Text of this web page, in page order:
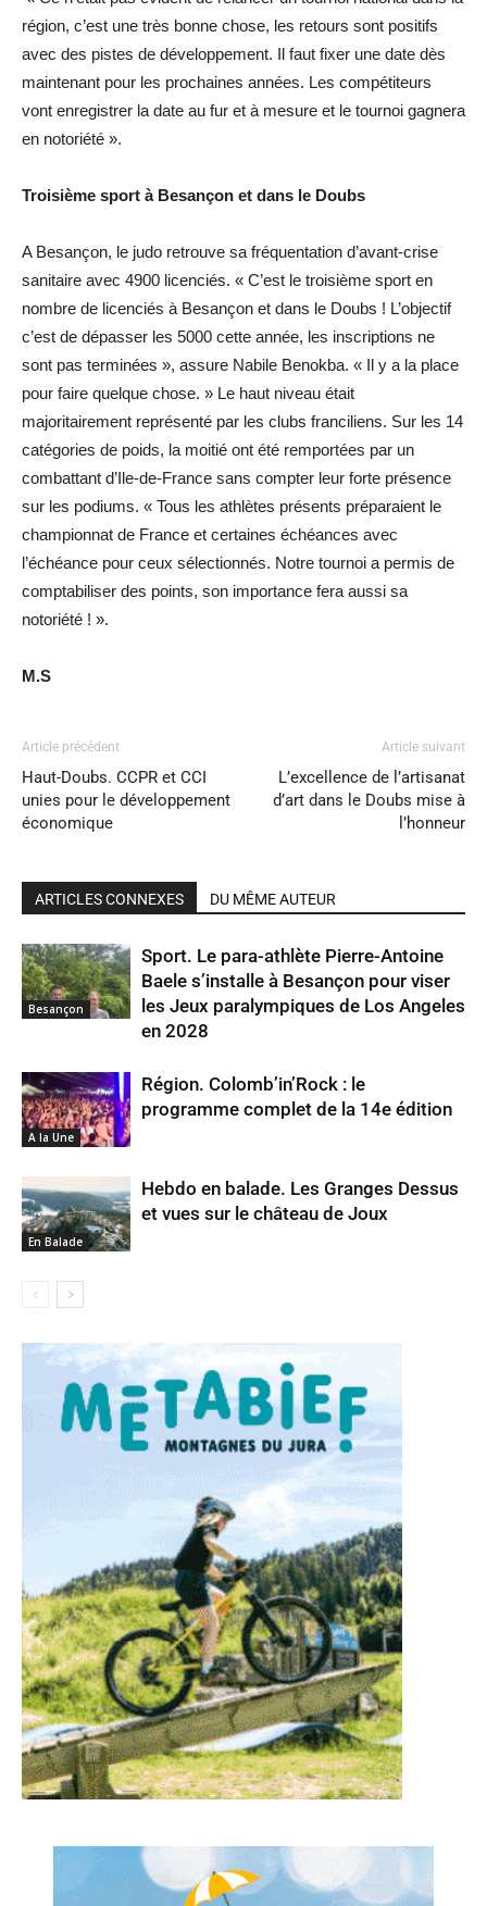
région, c’est une très bonne chose, les retours sont positifs
avec des pistes de développement. Il faut fixer une date dès
maintenant pour les prochaines années. Les compétiteurs
vont enregistrer la date au fur et à mesure et le tournoi gagnera
en notoriété ».
Troisième sport à Besançon et dans le Doubs
A Besançon, le judo retrouve sa fréquentation d’avant-crise
sanitaire avec 4900 licenciés. « C’est le troisième sport en
nombre de licenciés à Besançon et dans le Doubs ! L’objectif
c’est de dépasser les 5000 cette année, les inscriptions ne
sont pas terminées », assure Nabile Benokba. « Il y a la place
pour faire quelque chose. » Le haut niveau était
majoritairement représenté par les clubs franciliens. Sur les 14
catégories de poids, la moitié ont été remportées par un
combattant d’Ile-de-France sans compter leur forte présence
sur les podiums. « Tous les athlètes présents préparaient le
championnat de France et certaines échéances avec
l’échéance pour ceux sélectionnés. Notre tournoi a permis de
comptabiliser des points, son importance fera aussi sa
notoriété ! ».
M.S
Article précédent
Haut-Doubs. CCPR et CCI
unies pour le développement
économique
Article suivant
L’excellence de l’artisanat
d’art dans le Doubs mise à
l’honneur
ARTICLES CONNEXES DU MÊME AUTEUR
Besançon
Sport. Le para-athlète Pierre-Antoine
Baele s’installe à Besançon pour viser
les Jeux paralympiques de Los Angeles
en 2028
A la Une
Région. Colomb’in’Rock : le
programme complet de la 14e édition
En Balade
Hebdo en balade. Les Granges Dessus
et vues sur le château de Joux